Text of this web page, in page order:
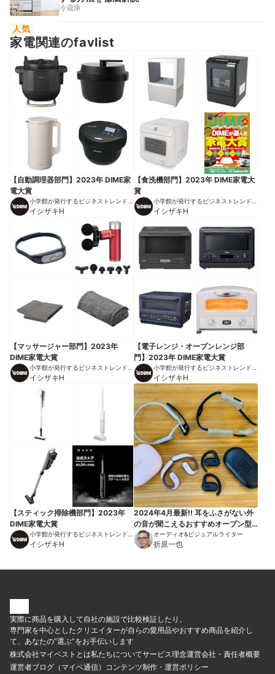
冷蔵庫
人気
家電関連のfavlist
【自動調理器部門】2023年 DIME家
電大賞
小学館が発行するビジネストレンドマ
ガジン
イシザキH
【食洗機部門】2023年 DIME家電大
賞
小学館が発行するビジネストレンドマ
ガジン
イシザキH
【マッサージャー部門】2023年
DIME家電大賞
小学館が発行するビジネストレンドマ
ガジン
イシザキH
【電子レンジ・オーブンレンジ部
門】2023年 DIME家電大賞
小学館が発行するビジネストレンドマ
ガジン
イシザキH
【スティック掃除機部門】2023年
DIME家電大賞
小学館が発行するビジネストレンドマ
ガジン
イシザキH
2024年4月最新!! 耳をふさがない外
の音が聞こえるおすすめオープン型
ワイヤレスイヤホン。ながら聞きイ
ヤホンから音質と装着感、コスパに
導や完全ワイヤレスタイプも選出。
オーディオ&ビジュアルライター
折原一也
実際に商品を購入して自社の施設で比較検証したり、
専門家を中心としたクリエイターが自らの愛用品やおすすめ商品を紹介し
て、あなたの“選ぶ”をお手伝いします
株式会社マイベストとは私たちについてサービス理念運営会社・責任者概要
運営者ブログ（マイベ通信） コンテンツ制作・運営ポリシー